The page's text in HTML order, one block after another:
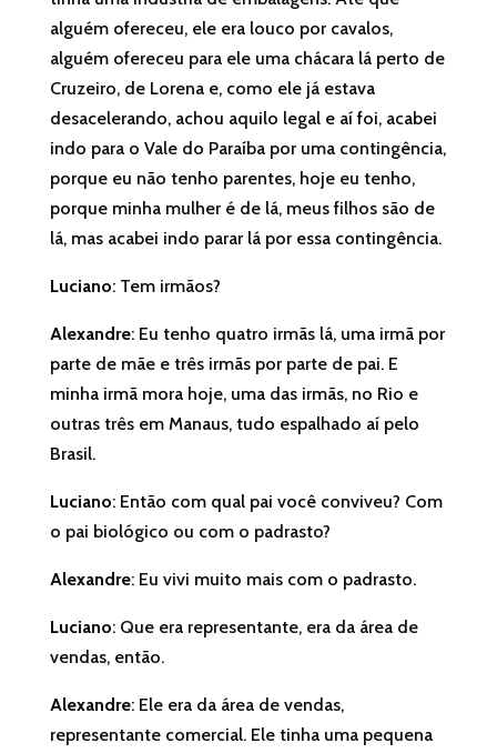
alguém ofereceu, ele era louco por cavalos,
alguém ofereceu para ele uma chácara lá perto de
Cruzeiro, de Lorena e, como ele já estava
desacelerando, achou aquilo legal e aí foi, acabei
indo para o Vale do Paraíba por uma contingência,
porque eu não tenho parentes, hoje eu tenho,
porque minha mulher é de lá, meus filhos são de
lá, mas acabei indo parar lá por essa contingência.
Luciano: Tem irmãos?
Alexandre: Eu tenho quatro irmãs lá, uma irmã por
parte de mãe e três irmãs por parte de pai. E
minha irmã mora hoje, uma das irmãs, no Rio e
outras três em Manaus, tudo espalhado aí pelo
Brasil.
Luciano: Então com qual pai você conviveu? Com
o pai biológico ou com o padrasto?
Alexandre: Eu vivi muito mais com o padrasto.
Luciano: Que era representante, era da área de
vendas, então.
Alexandre: Ele era da área de vendas,
representante comercial. Ele tinha uma pequena